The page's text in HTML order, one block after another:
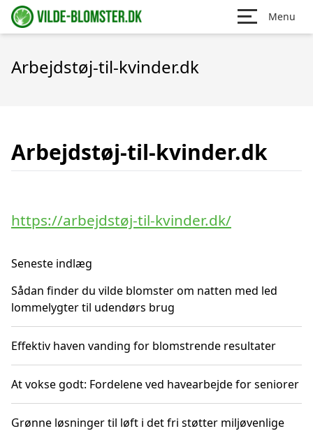
Menu
Arbejdstøj-til-kvinder.dk
Arbejdstøj-til-kvinder.dk
https://arbejdstøj-til-kvinder.dk/
Seneste indlæg
Sådan finder du vilde blomster om natten med led
lommelygter til udendørs brug
Effektiv haven vanding for blomstrende resultater
At vokse godt: Fordelene ved havearbejde for seniorer
Grønne løsninger til løft i det fri støtter miljøvenlige